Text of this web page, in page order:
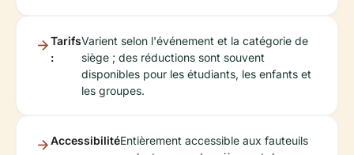
Tarifs
:
Varient selon l'événement et la catégorie de
siège ; des réductions sont souvent
disponibles pour les étudiants, les enfants et
les groupes.
AccessibilitéEntièrement accessible aux fauteuils